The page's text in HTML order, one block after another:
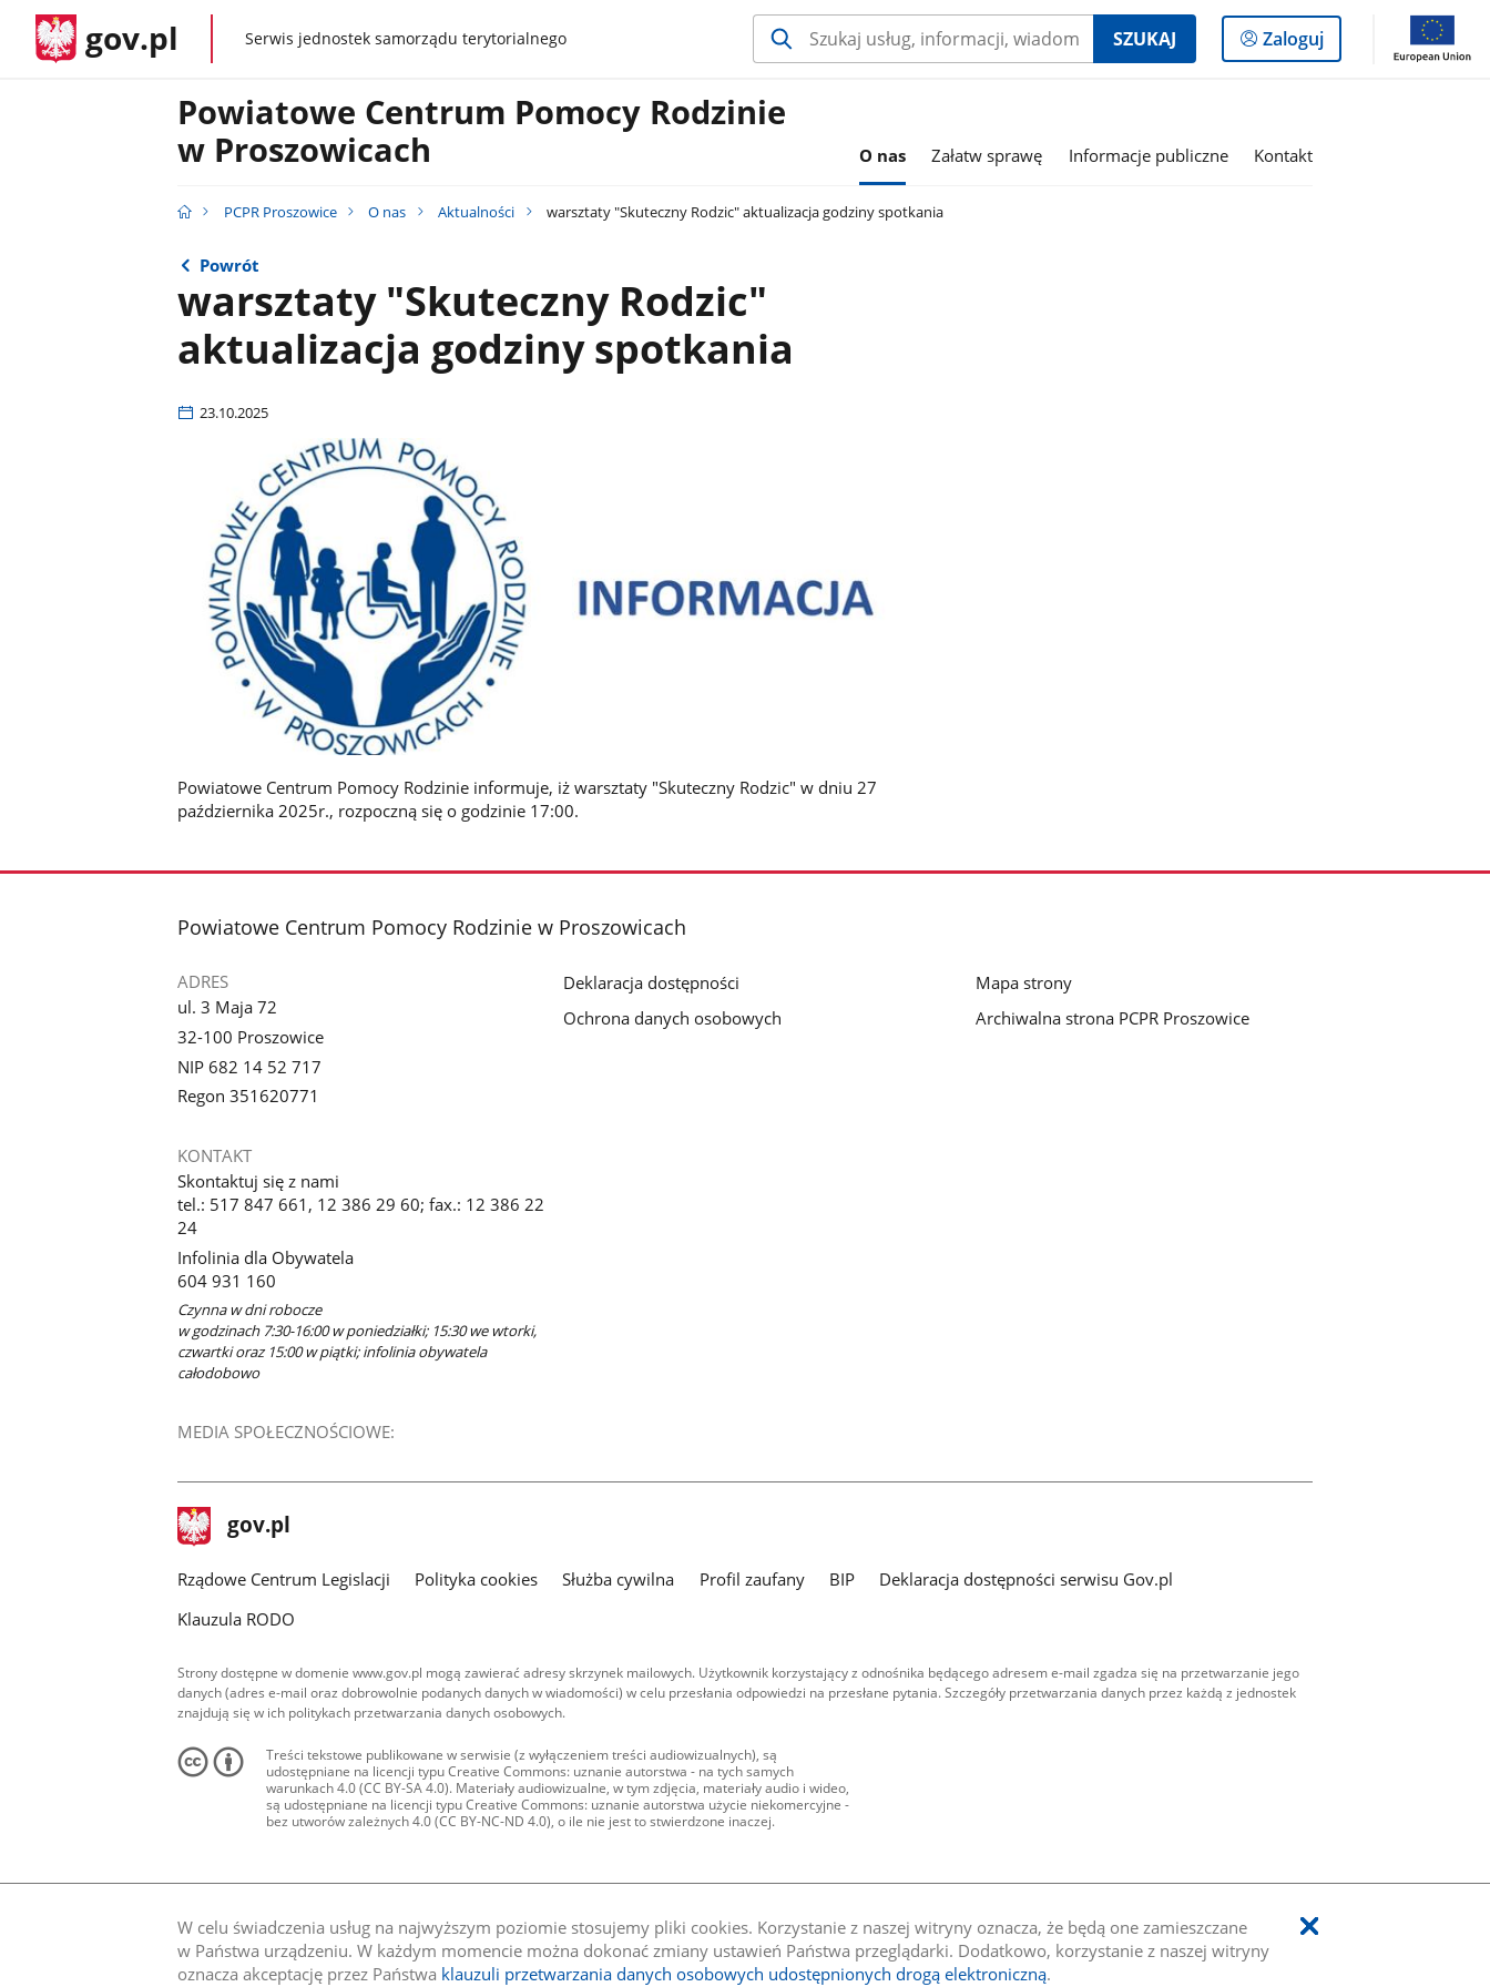
W celu świadczenia usług na najwyższym poziomie stosujemy pliki cookies. Korzystanie z naszej witryny oznacza, że będą one zamieszczane
w Państwa urządzeniu. W każdym momencie można dokonać zmiany ustawień Państwa przeglądarki. Dodatkowo, korzystanie z naszej witryny
oznacza akceptację przez Państwa klauzuli przetwarzania danych osobowych udostępnionych drogą elektroniczną.
gov.pl gov.plSerwis jednostek samorządu terytorialnego SZUKAJ
Logowanie
do
Zaloguj
Powiatowe Centrum Pomocy Rodzinie
w Proszowicach
O nas Załatw sprawę Informacje publiczne Kontakt
PCPR Proszowice O nas Aktualności warsztaty "Skuteczny Rodzic" aktualizacja godziny spotkania
Powrót
warsztaty "Skuteczny Rodzic"
aktualizacja godziny spotkania
23.10.2025
Powiatowe Centrum Pomocy Rodzinie informuje, iż warsztaty "Skuteczny Rodzic" w dniu 27
października 2025r., rozpoczną się o godzinie 17:00.
stopka
Powiatowe Centrum Pomocy Rodzinie w Proszowicach
ADRES
ul. 3 Maja 72
32-100 Proszowice
NIP 682 14 52 717
Regon 351620771
KONTAKT
Skontaktuj się z nami
tel.: 517 847 661, 12 386 29 60; fax.: 12 386 22
24
Infolinia dla Obywatela
604 931 160
Czynna w dni robocze
w godzinach 7:30-16:00 w poniedziałki; 15:30 we wtorki,
czwartki oraz 15:00 w piątki; infolinia obywatela
całodobowo
MEDIA SPOŁECZNOŚCIOWE:
Deklaracja dostępności
Ochrona danych osobowych
Mapa strony
Archiwalna strona PCPR Proszowice
stopka
gov.pl Strona
gov.pl
Rządowe Centrum Legislacji Polityka cookies Służba cywilna Profil zaufany BIP
Deklaracja dostępności serwisu Gov.pl
Klauzula RODO
Strony dostępne w domenie www.gov.pl mogą zawierać adresy skrzynek mailowych. Użytkownik korzystający z odnośnika będącego adresem e-mail zgadza się na przetwarzanie jego
danych (adres e-mail oraz dobrowolnie podanych danych w wiadomości) w celu przesłania odpowiedzi na przesłane pytania. Szczegóły przetwarzania danych przez każdą z jednostek
znajdują się w ich politykach przetwarzania danych osobowych.
Treści tekstowe publikowane w serwisie (z wyłączeniem treści audiowizualnych), są
udostępniane na licencji typu Creative Commons: uznanie autorstwa - na tych samych
warunkach 4.0 (CC BY-SA 4.0). Materiały audiowizualne, w tym zdjęcia, materiały audio i wideo,
są udostępniane na licencji typu Creative Commons: uznanie autorstwa użycie niekomercyjne -
bez utworów zależnych 4.0 (CC BY-NC-ND 4.0), o ile nie jest to stwierdzone inaczej.